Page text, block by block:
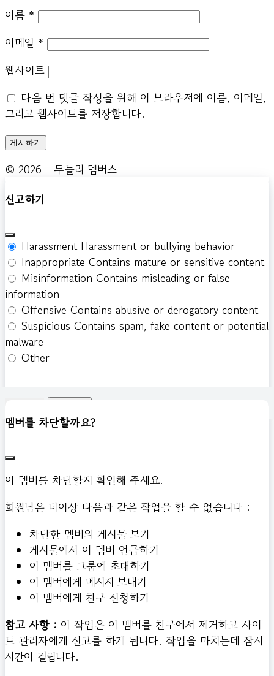
이름 *
이메일 *
웹사이트
다음 번 댓글 작성을 위해 이 브라우저에 이름, 이메일,
그리고 웹사이트를 저장합니다.
© 2026 - 두들리 멤버스
신고하기
Harassment Harassment or bullying behavior
Inappropriate Contains mature or sensitive content
Misinformation Contains misleading or false
information
Offensive Contains abusive or derogatory content
Suspicious Contains spam, fake content or potential
malware
Other
멤버를 차단할까요?
이 멤버를 차단할지 확인해 주세요.
회원님은 더이상 다음과 같은 작업을 할 수 없습니다 :
차단한 멤버의 게시물 보기
게시물에서 이 멤버 언급하기
이 멤버를 그룹에 초대하기
이 멤버에게 메시지 보내기
이 멤버에게 친구 신청하기
참고 사항 : 이 작업은 이 멤버를 친구에서 제거하고 사이
트 관리자에게 신고를 하게 됩니다. 작업을 마치는데 잠시
시간이 걸립니다.